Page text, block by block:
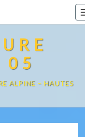
05
ALPINE – HAUTES